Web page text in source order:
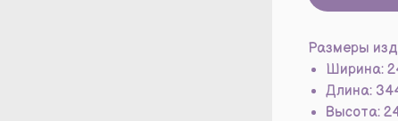
Размеры
Ширина:
Длина:
Высота: